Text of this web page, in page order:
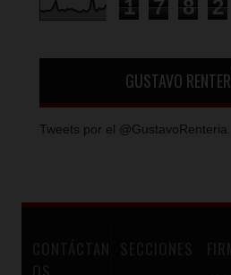
1 7 8 2
GUSTAVO
Tweets por el @GustavoRenteria.